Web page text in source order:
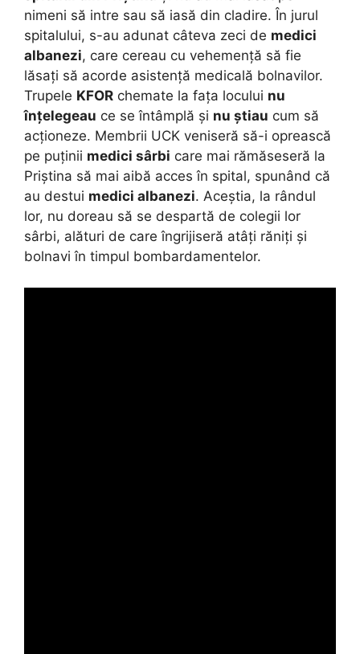
nimeni să intre sau să iasă din cladire. În jurul
spitalului, s-au adunat câteva zeci de medici
albanezi, care cereau cu vehemență să fie
lăsați să acorde asistență medicală bolnavilor.
Trupele KFOR chemate la fața locului nu
înțelegeau ce se întâmplă și nu știau cum să
acționeze. Membrii UCK veniseră să-i oprească
pe puținii medici sârbi care mai rămăseseră la
Priștina să mai aibă acces în spital, spunând că
au destui medici albanezi. Aceștia, la rândul
lor, nu doreau să se despartă de colegii lor
sârbi, alături de care îngrijiseră atâți răniți și
bolnavi în timpul bombardamentelor.